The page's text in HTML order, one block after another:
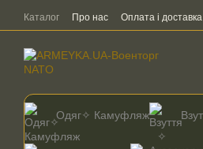
Перейти до основного контенту
Каталог Про нас Оплата і доставка
Одяг✧ Камуфляж